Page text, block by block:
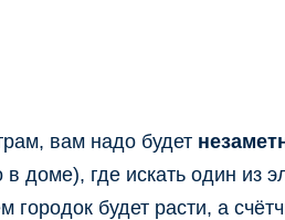
вам надо будет
в доме), где искать один
городок будет расти, а